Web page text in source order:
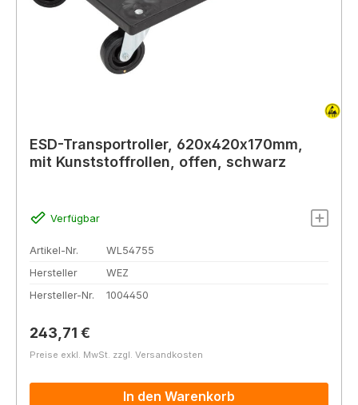
ESD-Transportroller, 620x420x170mm,
mit Kunststoffrollen, offen, schwarz
Verfügbar
Artikel-Nr.
WL54755
Hersteller
WEZ
Hersteller-Nr.
1004450
Regulärer Preis:
243,71 €
Preise exkl. MwSt. zzgl. Versandkosten
In den Warenkorb